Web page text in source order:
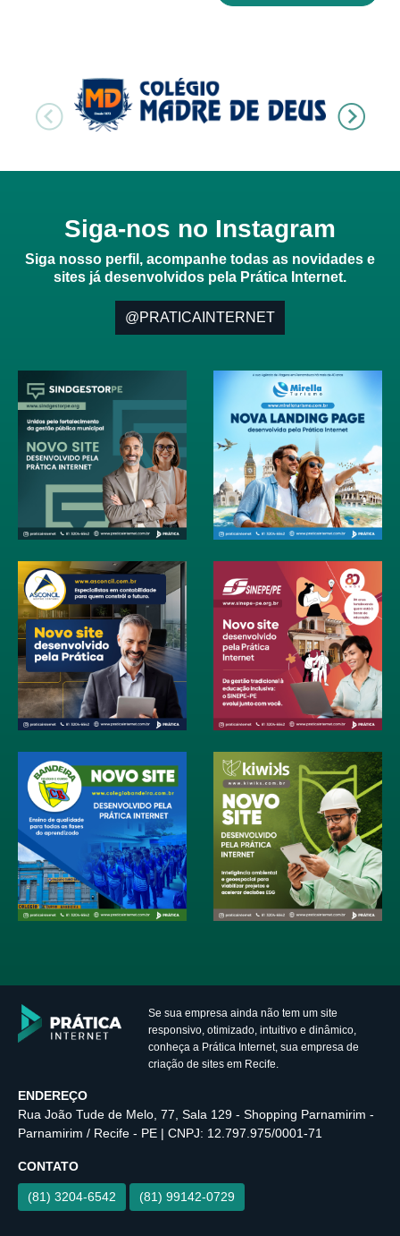
Siga-nos no Instagram
Siga nosso perfil, acompanhe todas as novidades e
sites já desenvolvidos pela Prática Internet.
@PRATICAINTERNET
Se sua empresa ainda não tem um site
responsivo, otimizado, intuitivo e dinâmico,
conheça a Prática Internet, sua empresa de
criação de sites em Recife.
ENDEREÇO
Rua João Tude de Melo, 77, Sala 129 - Shopping Parnamirim -
Parnamirim / Recife - PE | CNPJ: 12.797.975/0001-71
CONTATO
(81) 3204-6542 (81) 99142-0729